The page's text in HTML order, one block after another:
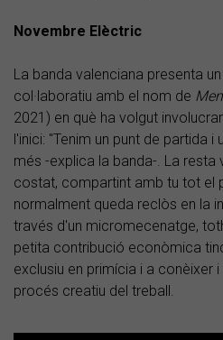
Novembre Elèctric
La banda valenciana presenta
col·laboratiu amb el nom de
2021) en què ha volgut
l'inici: "Tenim un punt de partida
més -explica la banda-. La resta
costat, compartint amb tu tot el
normalment queda reclòs en la
través d'un micromecenatge,
petita contribució econòmica
exclusiu en primícia i a conèixer
procés creatiu del treball.